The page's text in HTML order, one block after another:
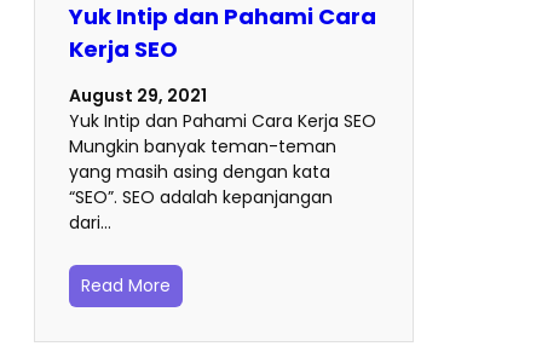
Yuk Intip dan Pahami Cara
Kerja SEO
August 29, 2021
Yuk Intip dan Pahami Cara Kerja SEO
Mungkin banyak teman-teman
yang masih asing dengan kata
“SEO”. SEO adalah kepanjangan
dari…
Read More